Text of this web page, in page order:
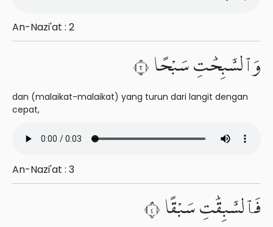
An-Nazi'at : 2
وَٱلسَّٰبِحَٰتِ سَبْحًا ٣
dan (malaikat-malaikat) yang turun dari langit dengan
cepat,
An-Nazi'at : 3
فَٱلسَّٰبِقَٰتِ سَبْقًا ٤